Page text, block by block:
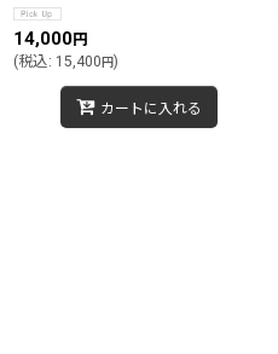
14,000円
(税込: 15,400円)
カートに入れる